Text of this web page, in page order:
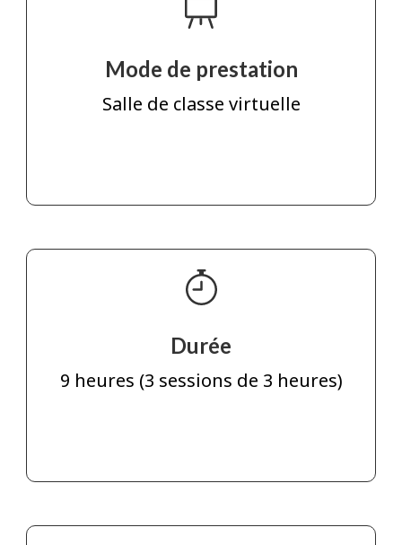
Mode de prestation
Salle de classe virtuelle
Durée
9 heures (3 sessions de 3 heures)